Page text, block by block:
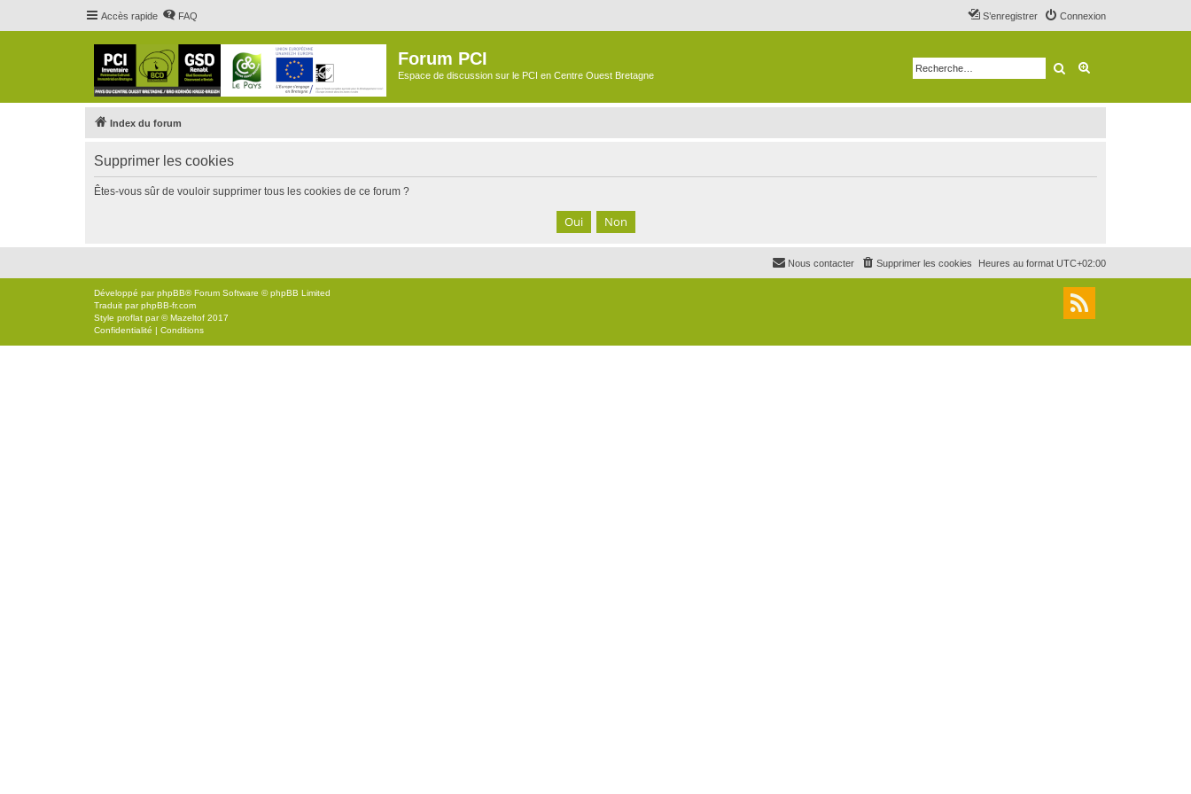
Accès rapide FAQ Connexion
S’enregistrer
Forum PCI
Espace de discussion sur le PCI en Centre Ouest Bretagne Rechercher
Index du forum
Supprimer les cookies
Êtes-vous sûr de vouloir supprimer tous les cookies de ce forum ?
Heures au format UTC+02:00
Supprimer les cookies
Nous contacter
Développé parphpBB® Forum Software © phpBB Limited
Traduit parphpBB-fr.com
Style proflat par ©Mazeltof 2017
Confidentialité | Conditions